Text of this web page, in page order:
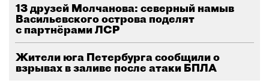
13 друзей Молчанова: северный намыв
Васильевского острова поделят
с партнёрами ЛСР
Жители юга Петербурга сообщили о
взрывах в заливе после атаки БПЛА